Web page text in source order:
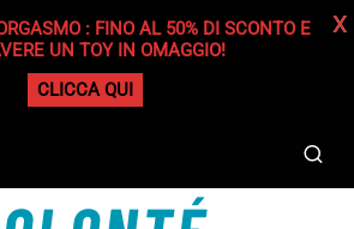
: FINO AL 50% DI SCONTO E
UN TOY IN OMAGGIO!
CLICCA QUI
X